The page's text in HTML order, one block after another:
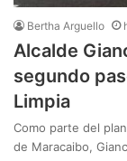
Bertha Arguello
Alcalde
segundo
Limpia
Como parte del
de Maracaibo,